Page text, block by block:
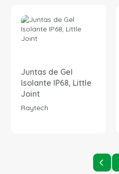
Juntas de Gel
Isolante IP68, Little
Joint
Raytech